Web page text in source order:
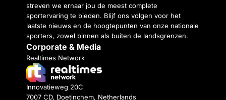
streven we ernaar jou de meest complete
sportervaring te bieden. Blijf ons volgen voor het
laatste nieuws en de hoogtepunten van onze nationale
sporters, zowel binnen als buiten de landsgrenzen.
Corporate & Media
Realtimes Network
Innovatieweg 20C
7007 CD, Doetinchem, Netherlands